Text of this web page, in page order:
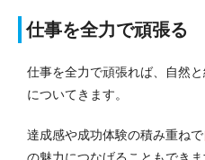
仕事を全力で頑張る
仕事を全力で頑張れば、自然
についてきます。
達成感や成功体験の積み重ねで
の魅力につなげることもできま